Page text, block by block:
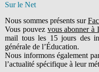
Sur le Net
Nous sommes présents sur
Vous pouvez vous abonner à
mail tous les 15 jours des
générale de l’Éducation.
Nous informons également
l’actualité spécifique à leur